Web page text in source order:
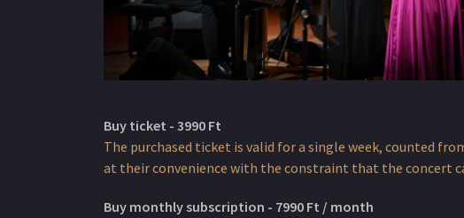
Buy ticket - 3990 Ft
The purchased ticket is valid for a single week, counted
at their convenience with the constraint that the concert
Buy monthly subscription - 7990 Ft / month